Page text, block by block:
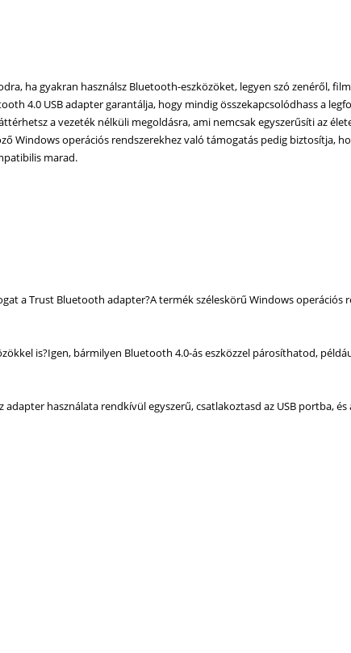
ha gyakran használsz Bluetooth-eszközöket, legyen szó zenéről,
4.0 USB adapter garantálja, hogy mindig összekapcsolódhass a
a vezeték nélküli megoldásra, ami nemcsak egyszerűsíti az
Windows operációs rendszerekhez való támogatás pedig biztosítja,
marad.
a Trust Bluetooth adapter?A termék széleskörű Windows operációs
is?Igen, bármilyen Bluetooth 4.0-ás eszközzel párosíthatod,
használata rendkívül egyszerű, csatlakoztasd az USB portba,